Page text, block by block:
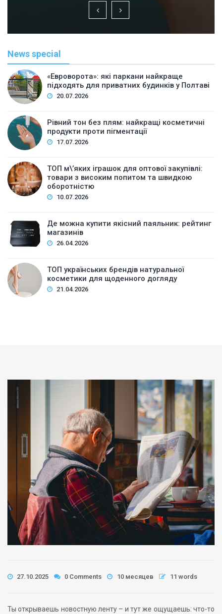
News special
«Евроворота»: які паркани найкраще
підходять для приватних будинків у Полтаві
20.07.2026
Рівний тон без плям: найкращі косметичні
продукти проти пігментації
17.07.2026
ТОП м\’яких іграшок для оптової закупівлі:
товари з високим попитом та швидкою
оборотністю
10.07.2026
Де можна купити якісний паяльник: рейтинг
магазинів
26.04.2026
ТОП українських брендів натуральної
косметики для щоденного догляду
21.04.2026
27.10.2025 0 Comments 10 месяцев 11 words
Ты открываешь новостную ленту – и тут же ощущаешь: что-то